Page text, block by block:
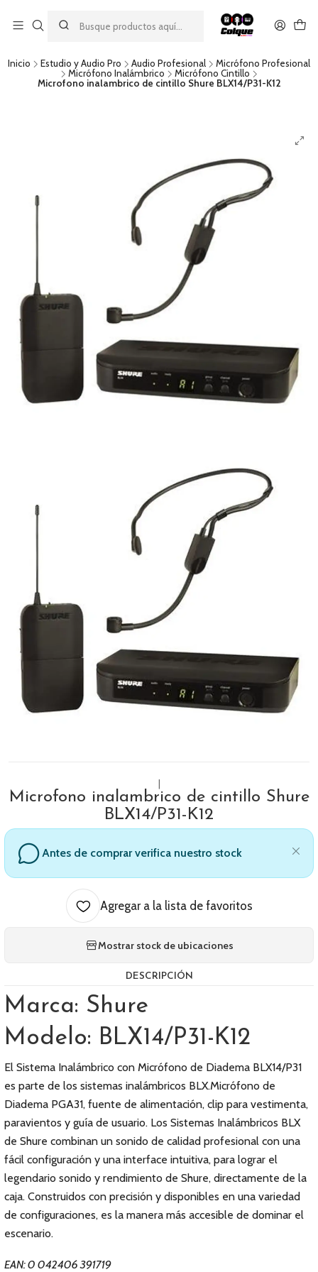
descuento por pago con transferencia bancaria
por una compra mínima de $49.990. Este descuento no es
acumulable a otras promociones ni aplicable a gastos de envío.
Inicio Estudio y Audio Pro Audio Profesional
Micrófono Profesional
Micrófono Inalámbrico
Micrófono Cintillo
Microfono inalambrico de cintillo Shure BLX14/P31-K12
Microfono inalambrico de cintillo Shure
BLX14/P31-K12
Antes de comprar verifica nuestro stock
Agregar a la lista de favoritos
Mostrar stock de ubicaciones
DESCRIPCIÓN
Marca: Shure
Modelo: BLX14/P31-K12
El Sistema Inalámbrico con Micrófono de Diadema BLX14/P31
es parte de los sistemas inalámbricos BLX.Micrófono de
Diadema PGA31, fuente de alimentación, clip para vestimenta,
paravientos y guía de usuario. Los Sistemas Inalámbricos BLX
de Shure combinan un sonido de calidad profesional con una
fácil configuración y una interface intuitiva, para lograr el
legendario sonido y rendimiento de Shure, directamente de la
caja. Construidos con precisión y disponibles en una variedad
de configuraciones, es la manera más accesible de dominar el
escenario.
EAN: 0 042406 391719